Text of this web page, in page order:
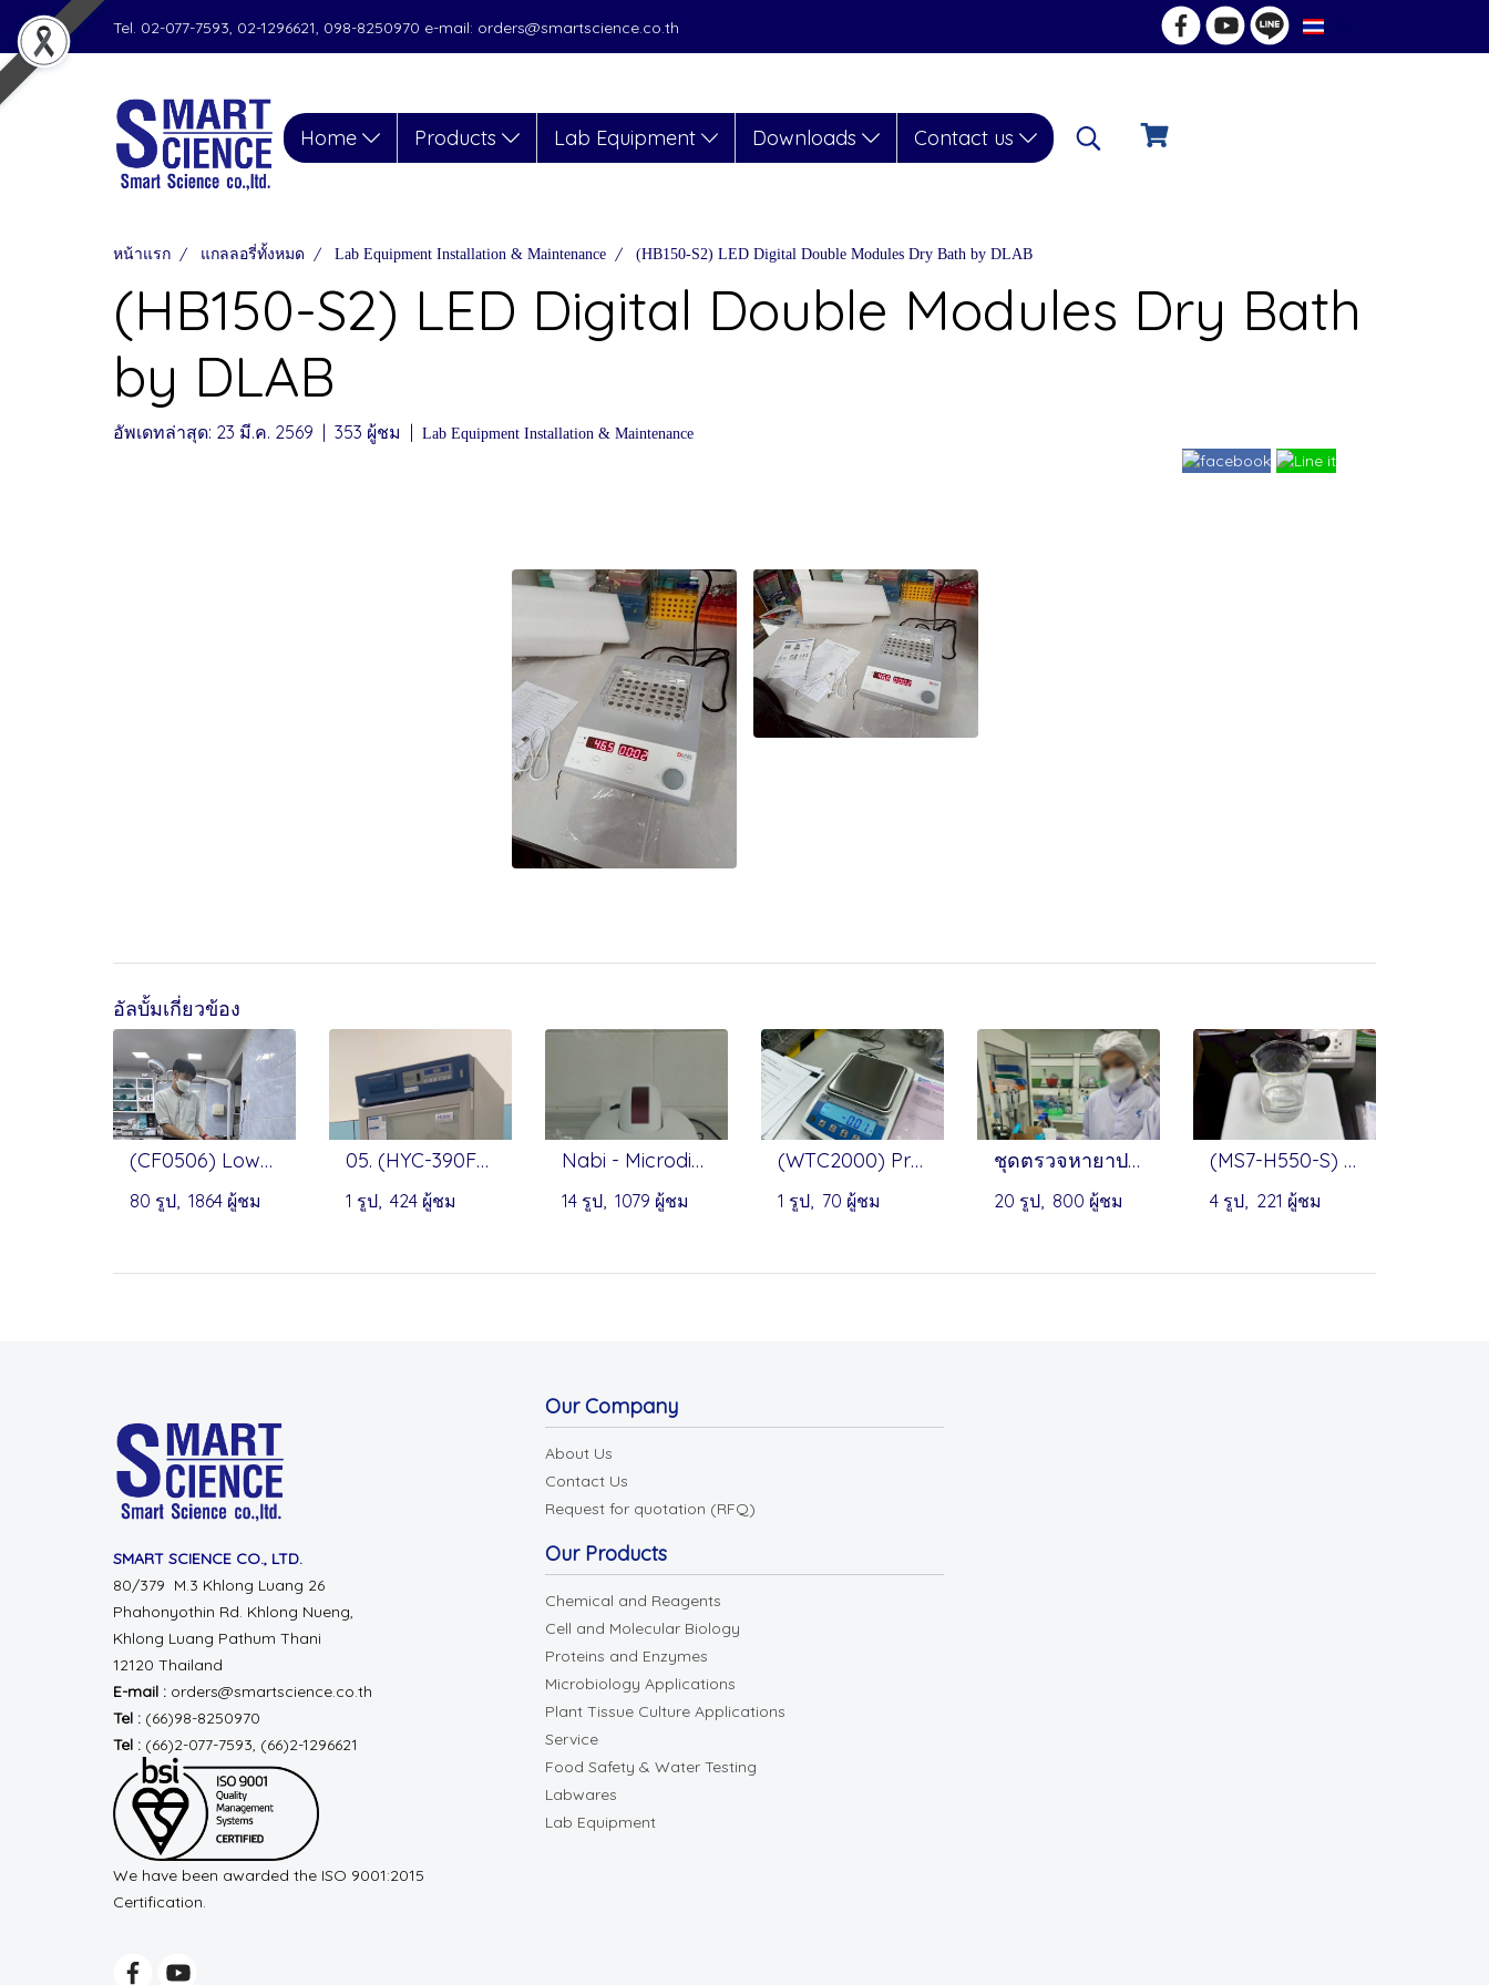
Tel. 02-077-7593, 02-1296621, 098-8250970 e-mail: orders@smartscience.co.th TH
Home Products Lab Equipment Downloads Contact us
หน้าแรก แกลลอรี่ทั้งหมด Lab Equipment Installation & Maintenance (HB150-S2) LED Digital Double Modules Dry Bath by DLAB
(HB150-S2) LED Digital Double Modules Dry Bath
by DLAB
อัพเดทล่าสุด: 23 มี.ค. 2569 353 ผู้ชม Lab Equipment Installation & Maintenance
อัลบั้มเกี่ยวข้อง
(CF0506) Low-speed Centrifuge - Onilab
80 รูป, 1864 ผู้ชม
05. (HYC-390F) Pharmacy Refrigerator by Haier
1 รูป, 424 ผู้ชม
Nabi - Microdigital
14 รูป, 1079 ผู้ชม
(WTC2000) Precision Balance by Radwag
1 รูป, 70 ผู้ชม
ชุดตรวจหายาปฏิชีวนะกลุ่ม Nitrofuran (AOZ, SEM) by Randox
20 รูป, 800 ผู้ชม
(MS7-H550-S) Hotplate Magnetic Stirrer by Onilab
4 รูป, 221 ผู้ชม
SMART SCIENCE CO., LTD.
80/379 M.3 Khlong Luang 26
Phahonyothin Rd. Khlong Nueng,
Khlong Luang Pathum Thani
12120 Thailand
E-mail : orders@smartscience.co.th
Tel : (66)98-8250970
Tel : (66)2-077-7593, (66)2-1296621
We have been awarded the ISO 9001:2015
Certification.
Our Company
About Us
Contact Us
Request for quotation (RFQ)
Our Products
Chemical and Reagents
Cell and Molecular Biology
Proteins and Enzymes
Microbiology Applications
Plant Tissue Culture Applications
Service
Food Safety & Water Testing
Labwares
Lab Equipment